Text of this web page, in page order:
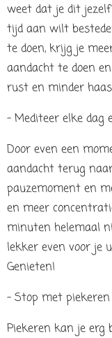
weet dat je dit
tijd aan wilt
te doen, krijg je
aandacht te doen
rust en minder
- Mediteer elke dag
Door even een
aandacht terug
pauzemoment en
en meer
minuten helemaal
lekker even voor je
Genieten!
- Stop met
Piekeren kan je erg